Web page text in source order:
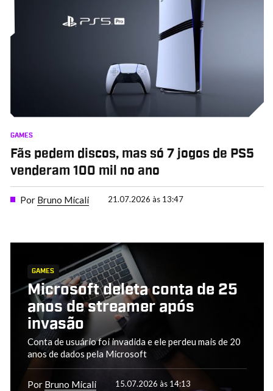
GAMES
Fãs pedem discos, mas só 7 jogos de PS5
venderam 100 mil no ano
Por Bruno Micali 21.07.2026 às 13:47
GAMES
Microsoft deleta conta de 25
anos de streamer após
invasão
Conta de usuário foi invadida e ele perdeu mais de 20
anos de dados pela Microsoft
Por Bruno Micali 15.07.2026 às 14:13